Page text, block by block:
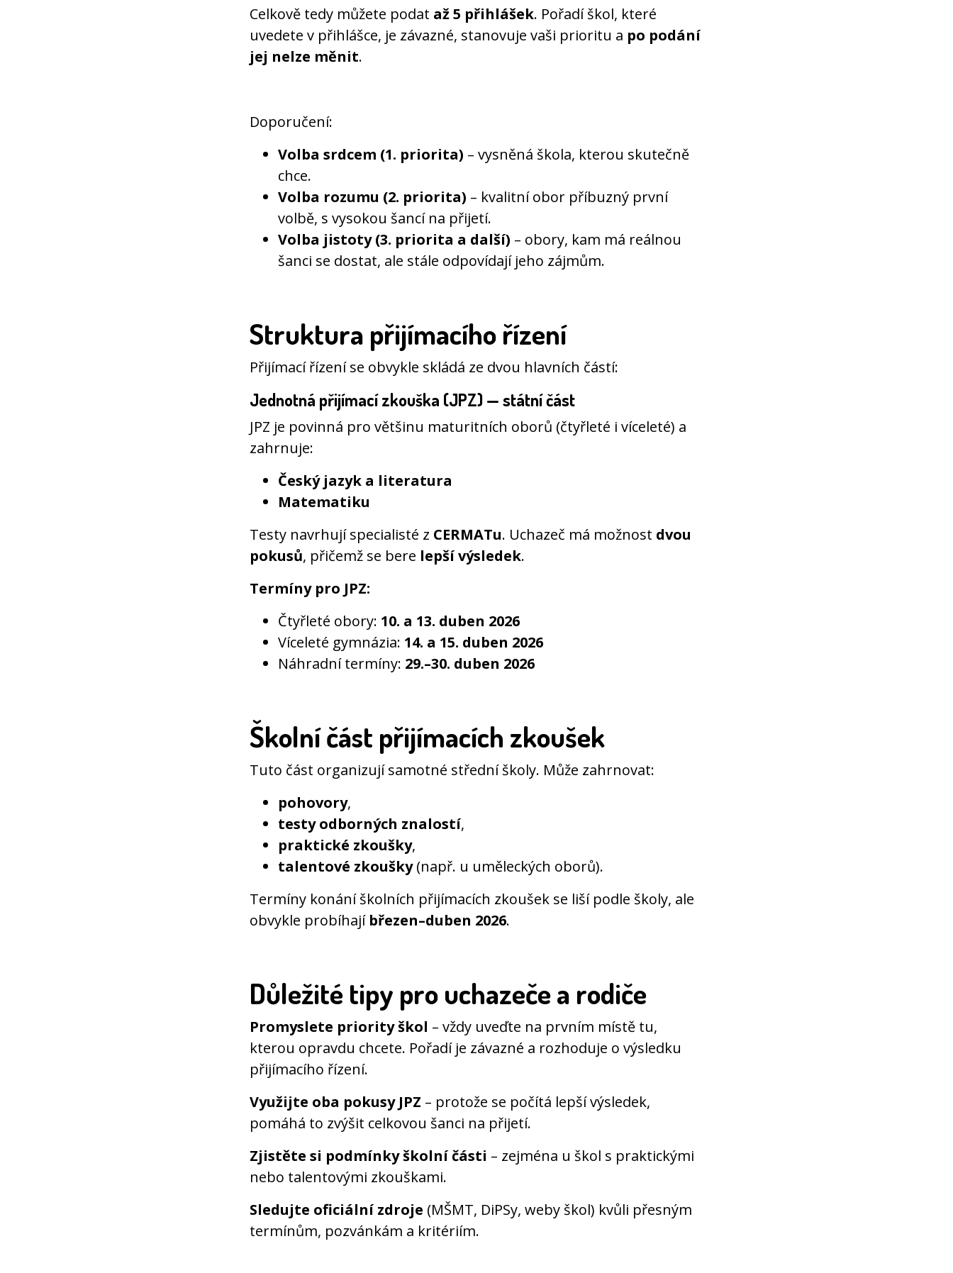
Celkově tedy můžete podat až 5 přihlášek. Pořadí škol, které
uvedete v přihlášce, je závazné, stanovuje vaši prioritu a po podání
jej nelze měnit.
Doporučení:
Volba srdcem (1. priorita) – vysněná škola, kterou skutečně
chce.
Volba rozumu (2. priorita) – kvalitní obor příbuzný první
volbě, s vysokou šancí na přijetí.
Volba jistoty (3. priorita a další) – obory, kam má reálnou
šanci se dostat, ale stále odpovídají jeho zájmům.
Struktura přijímacího řízení
Přijímací řízení se obvykle skládá ze dvou hlavních částí:
Jednotná přijímací zkouška (JPZ)— státní část
JPZ je povinná pro většinu maturitních oborů (čtyřleté i víceleté) a
zahrnuje:
Český jazyk a literatura
Matematiku
Testy navrhují specialisté z CERMATu. Uchazeč má možnost dvou
pokusů, přičemž se bere lepší výsledek.
Termíny pro JPZ:
Čtyřleté obory: 10. a 13. duben 2026
Víceleté gymnázia: 14. a 15. duben 2026
Náhradní termíny: 29.–30. duben 2026
Školní část přijímacích zkoušek
Tuto část organizují samotné střední školy. Může zahrnovat:
pohovory,
testy odborných znalostí,
praktické zkoušky,
talentové zkoušky(např. u uměleckých oborů).
Termíny konání školních přijímacích zkoušek se liší podle školy, ale
obvykle probíhají březen–duben 2026.
Důležité tipy pro uchazeče a rodiče
Promyslete priority škol – vždy uveďte na prvním místě tu,
kterou opravdu chcete. Pořadí je závazné a rozhoduje o výsledku
přijímacího řízení.
Využijte oba pokusy JPZ – protože se počítá lepší výsledek,
pomáhá to zvýšit celkovou šanci na přijetí.
Zjistěte si podmínky školní části – zejména u škol s praktickými
nebo talentovými zkouškami.
Sledujte oficiální zdroje (MŠMT, DiPSy, weby škol) kvůli přesným
termínům, pozvánkám a kritériím.